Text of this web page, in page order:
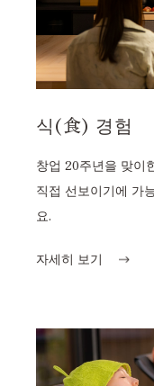
식(食) 경험
창업 20주년을 맞이
직접 선보이기에 가
요.
자세히 보기